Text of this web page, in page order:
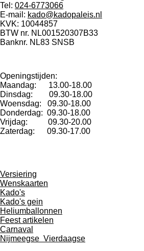
Tel: 024-6773066
E-mail: kado@kadopaleis.nl
KVK: 10044857
BTW nr. NL001520307B33
Banknr. NL83 SNSB
Openingstijden:
Maandag: 13.00-18.00
Dinsdag: 09.30-18.00
Woensdag: 09.30-18.00
Donderdag: 09.30-18.00
Vrijdag: 09.30-20.00
Zaterdag: 09.30-17.00
Versiering
Wenskaarten
Kado's
Kado's gein
Heliumballonnen
Feest artikelen
Carnaval
Nijmeegse Vierdaagse